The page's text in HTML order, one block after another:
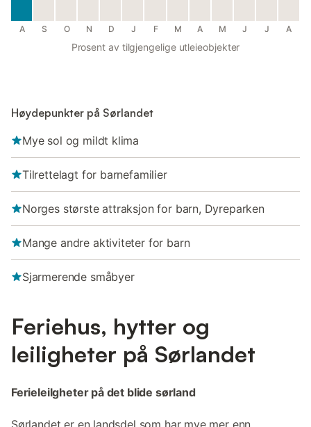
A S O N D J F M A M J J A
Prosent av tilgjengelige utleieobjekter
Høydepunkter på Sørlandet
Mye sol og mildt klima
Tilrettelagt for barnefamilier
Norges største attraksjon for barn, Dyreparken
Mange andre aktiviteter for barn
Sjarmerende småbyer
Feriehus, hytter og
leiligheter på Sørlandet
Ferieleilgheter på det blide sørland
Sørlandet er en landsdel som har mye mer enn